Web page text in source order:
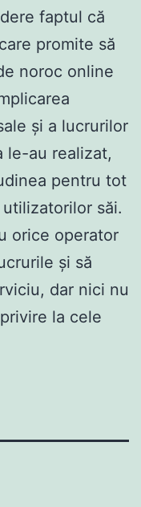
faptul că
promite să
noroc online
și a lucrurilor
le-au realizat,
pentru tot
săi.
orice operator
și să
dar nici nu
la cele